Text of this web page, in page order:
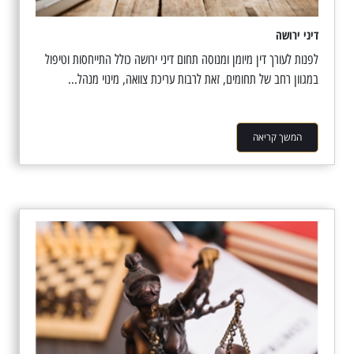
דיני ירושה
לפנות לעורך דין מיומן ומנוסה תחום דיני ירושה כולל התייחסות וטיפול
במגוון רחב של תחומים, זאת לרבות עריכת צוואה, מינוי מנהל...
המשך קריאה